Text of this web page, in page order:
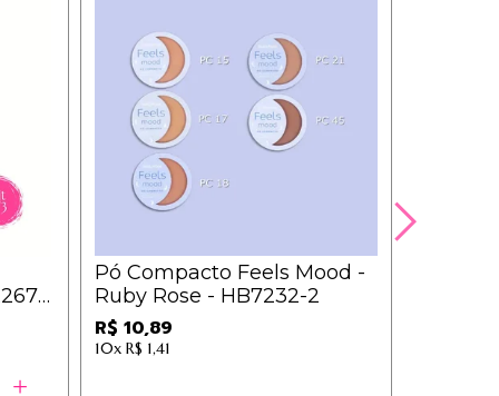
/
Pó Compacto Feels Mood -
Ruby Rose - HB7232-2
R$ 10,89
10x R$ 1,41